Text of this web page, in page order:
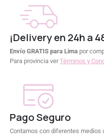
¡Delivery en 24h a
Envío GRATIS para Lima por
Para provincia verTérminos y
Pago Seguro
Contamos con diferentes medios